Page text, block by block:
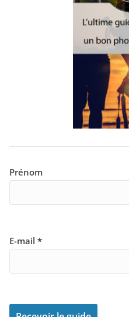
Prénom
E-mail *